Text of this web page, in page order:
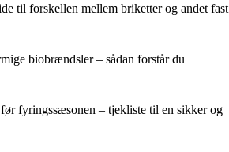
til forskellen mellem briketter og andet fast
biobrændsler – sådan forstår du
fyringssæsonen – tjekliste til en sikker og